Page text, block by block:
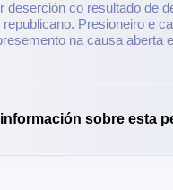
deserción co resultado de
Presioneiro e
na causa aberta
sobre esta